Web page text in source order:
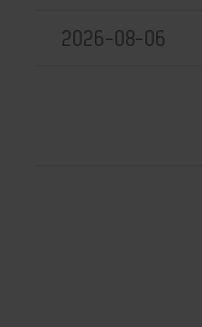
2026-08-06